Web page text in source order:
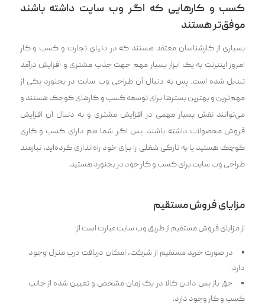
کسب و کارهایی که اگر وب سایت داشته باشند
موفق‌تر هستند
بسیاری از کارشناسان معتقد هستند که در دنیای تجارت و کسب و کار
امروز اینترنت به یک ابزار بسیار مهم جهت جذب مشتری و افزایش درآمد
تبدیل شده است. پس به دنبال آن طراحی وب سایت در بجنورد یکی از
مهم‌ترین و بهترین بسترها برای توسعه کسب و کارهای کوچک هستند و‌
می‌توانند نقش بسیار مهمی در افزایش مشتری و به دنبال آن افزایش
فروش محصولات داشته باشند. پس اگر شما هم دارای کسب و کاری
کوچک هستید یا به تازگی شغلی را برای خود راه‌اندازی کرده‌اید، نیازمند
طراحی وب سایت برای کسب و کار خود در بجنورد هستید.
مزایای فروش مستقیم
از مزایای فروش مستقیم از طریق وب سایت عبارت است از:
در صورت خرید مستقیم از شرکت، امکان دریافت درب منزل وجود
دارد.
حق باز پس دادن کالا در یک زمان مشخص و تعیین شده از جانب
کسب و کار وجود دارد.